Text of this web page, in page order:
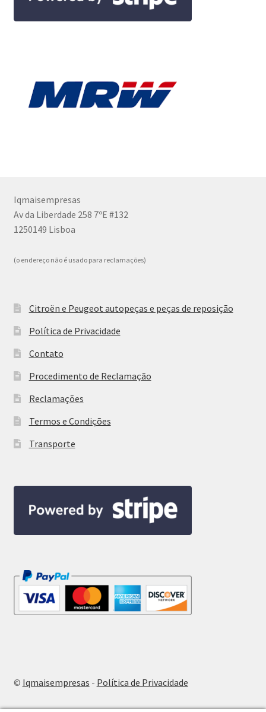
Iqmaisempresas
Av da Liberdade 258 7ºE #132
1250149 Lisboa
(o endereço não é usado para reclamações)
Citroën e Peugeot autopeças e peças de reposição
Política de Privacidade
Contato
Procedimento de Reclamação
Reclamações
Termos e Condições
Transporte
© Iqmaisempresas - Política de Privacidade